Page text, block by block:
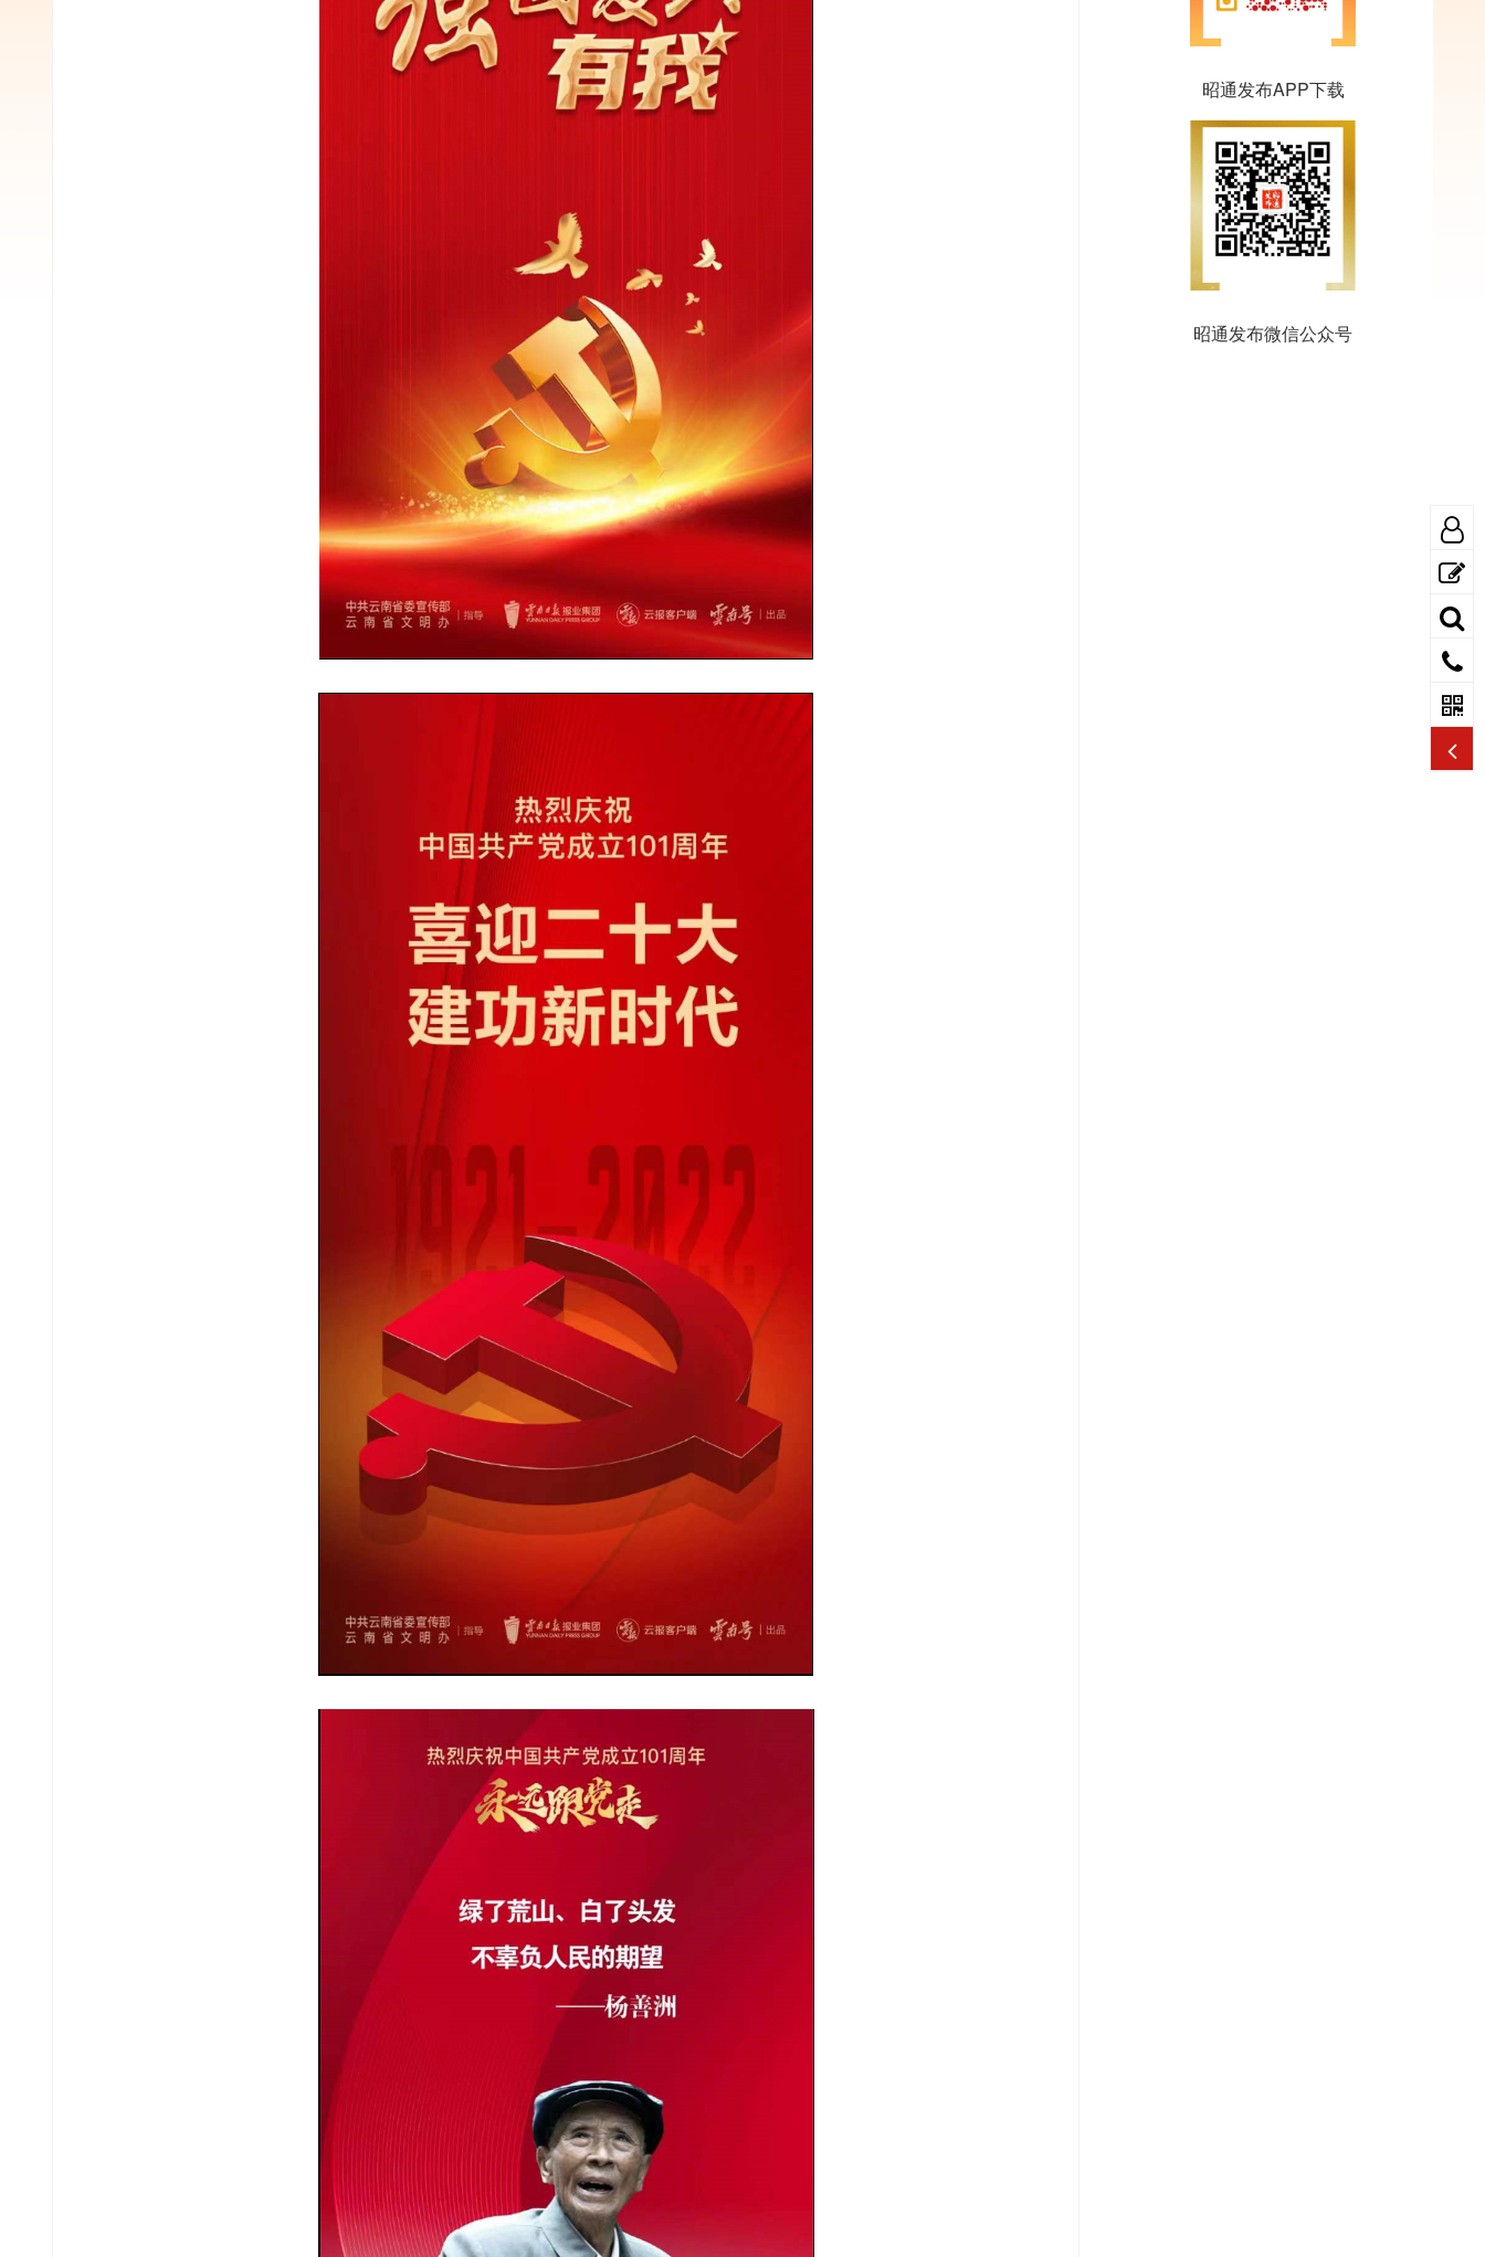
昭通发布APP下载
昭通发布微信公众号